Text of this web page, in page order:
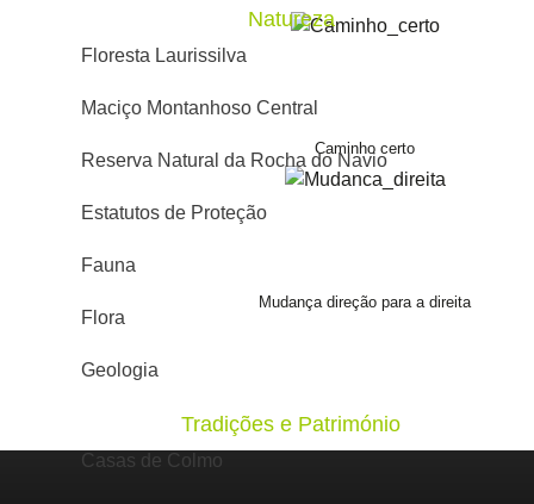
Natureza
Floresta Laurissilva
Maciço Montanhoso Central
Reserva Natural da Rocha do Navio
Estatutos de Proteção
Fauna
Flora
Geologia
Tradições e Património
Casas de Colmo
Caminho certo
Mudança direção para a direita